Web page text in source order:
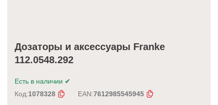
Дозаторы и аксессуары Franke
112.0548.292
Есть в наличии ✔
Код:1078328 EAN:7612985545945